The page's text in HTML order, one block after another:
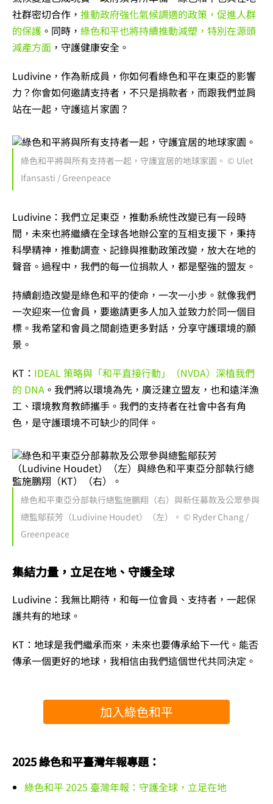
社群密切合作， 推動政府強化氣候調適的政策，促進人群
的保護 。同時， 綠色和平也將持續推動減塑，特別在源頭
減產方面 ，守護健康安全。
Ludivine，作為新成員，你如何看綠色和平在東亞的影響
力？你會如何邀請支持者，不只是捐款者，而跟我們並肩
站在一起，守護這片家園？
綠色和平將與所有支持者一起，守護宜居的地球家園。 © Ulet
Ifansasti / Greenpeace
Ludivine： 我們立足東亞，推動系統性改變已有一段時
間，未來也將繼續在全球各地辦公室的互相支援下，秉持
科學精神，推動調查、記錄與推動政策改變，放大在地的
聲音。 過程中，我們的每一位捐款人，都是堅強的盟友。
持續創造改變是綠色和平的使命，一次一小步。就像我們
一次迎來一位會員，要邀請更多人加入並致力於同一個目
標。我希望和會員之間創造更多對話，分享守護環境的願
景。
KT： IDEAL 策略與「和平直接行動」（NVDA）深植我們
的 DNA 。我們將以環境為先，廣泛建立盟友，也和遠洋漁
工、環境教育教師攜手。我們的支持者在社會中各有角
色，是守護環境不可缺少的同伴。
綠色和平東亞分部執行總監施鵬翔（右）與新任募款及公眾參與
總監鄔荻芳（Ludivine Houdet）（左）。 © Ryder Chang /
Greenpeace
集結力量，立足在地、守護全球
Ludivine：我無比期待，和每一位會員、支持者，一起保
護共有的地球。
KT：地球是我們繼承而來，未來也要傳承給下一代。能否
傳承一個更好的地球，我相信由我們這個世代共同決定。
加入綠色和平
2025 綠色和平臺灣年報專題：
綠色和平 2025 臺灣年報：守護全球，立足在地